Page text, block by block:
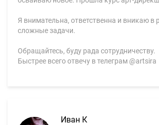
Я внимательна, ответственна и вникаю в
сложные задачи.
Обращайтесь, буду рада сотрудничеству.
Быстрее всего отвечу в телеграм @artsira
Иван К